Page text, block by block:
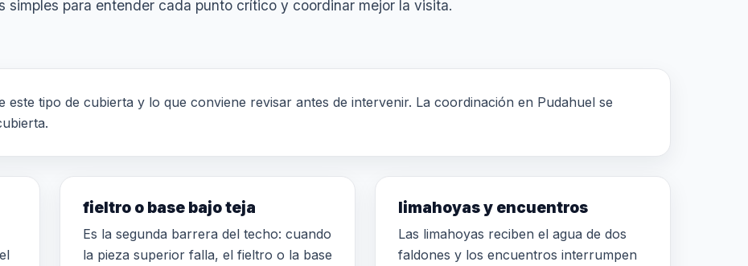
simples para entender cada punto crítico y coordinar mejor la visita.
este tipo de cubierta y lo que conviene revisar antes de intervenir. La coordinación en Pudahuel se
fieltro o base bajo teja
Es la segunda barrera del techo: cuando
la pieza superior falla, el fieltro o la base
limahoyas y encuentros
Las limahoyas reciben el agua de dos
faldones y los encuentros interrumpen